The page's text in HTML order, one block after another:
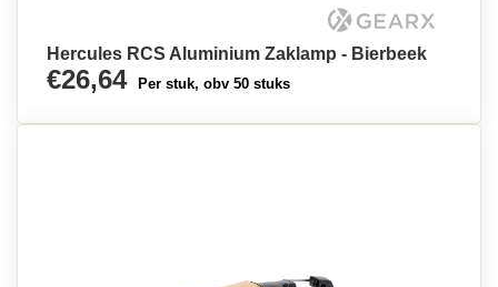
Hercules RCS Aluminium Zaklamp - Bierbeek
€26,64 Per stuk, obv 50 stuks